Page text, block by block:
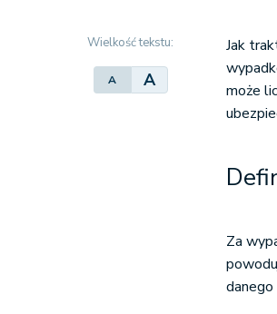
Wielkość tekstu:
A A
Jak
może
Za